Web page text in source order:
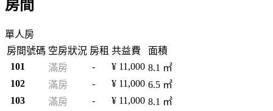
房間
單人房
房間號碼 空房狀況 房租 共益費
面積
101
滿房 - ¥ 11,000 8.1 ㎡
102
滿房 - ¥ 11,000 6.5 ㎡
103
滿房 - ¥ 11,000 8.1 ㎡